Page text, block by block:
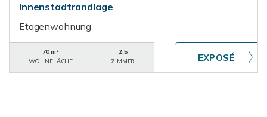
Innenstadtrandlage
Etagenwohnung
70 m²
WOHNFLÄCHE
2,5
ZIMMER